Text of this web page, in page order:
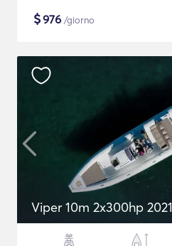
$976 /giorno
Viper 10m 2x300hp 2021